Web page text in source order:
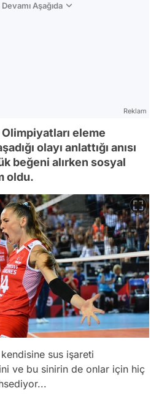
Aşağıda
Reklam
eleme
olayı anlattığı anısı
beğeni alırken sosyal
oldu.
sus işareti
ve bu sinirin de onlar için hiç